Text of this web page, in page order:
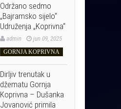
Održano sedmo
„Bajramsko sijelo“
Udruženja „Koprivna“
admin jun 09, 2025
GORNJA KOPRIVNA
Dirljiv trenutak u
džematu Gornja
Koprivna – Dušanka
Jovanović primila